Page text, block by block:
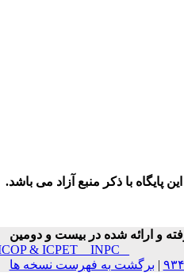
با ذکر منبع آزاد می باشد.
و ارائه شده در بیست و دومین
ICOP & ICPET _ INPC _
|برگشت به فهرست نسخه ها